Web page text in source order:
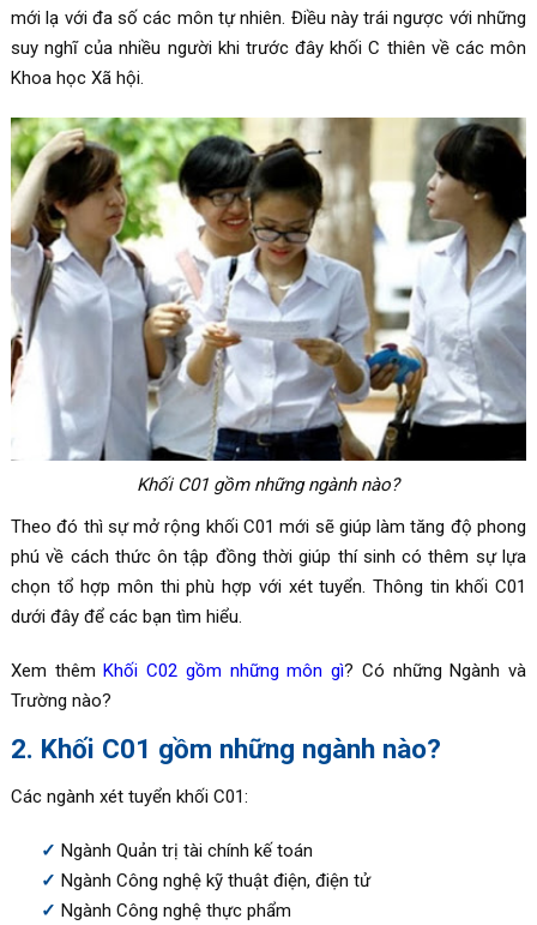
mới lạ với đa số các môn tự nhiên. Điều này trái ngược với những
suy nghĩ của nhiều người khi trước đây khối C thiên về các môn
Khoa học Xã hội.
Khối C01 gồm những ngành nào?
Theo đó thì sự mở rộng khối C01 mới sẽ giúp làm tăng độ phong
phú về cách thức ôn tập đồng thời giúp thí sinh có thêm sự lựa
chọn tổ hợp môn thi phù hợp với xét tuyển. Thông tin khối C01
dưới đây để các bạn tìm hiểu.
Xem thêmKhối C02 gồm những môn gì? Có những Ngành và
Trường nào?
2. Khối C01 gồm những ngành nào?
Các ngành xét tuyển khối C01:
Ngành Quản trị tài chính kế toán
Ngành Công nghệ kỹ thuật điện, điện tử
Ngành Công nghệ thực phẩm